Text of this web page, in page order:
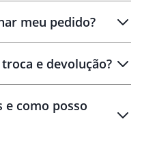
amostras
meu pedido?
e devolução?
e como posso